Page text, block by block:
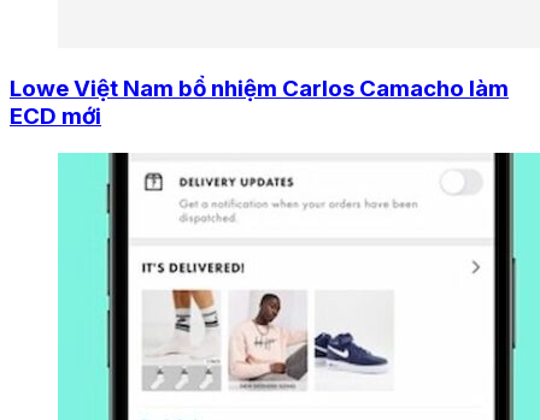
Lowe Việt Nam bổ nhiệm Carlos Camacho làm
ECD mới